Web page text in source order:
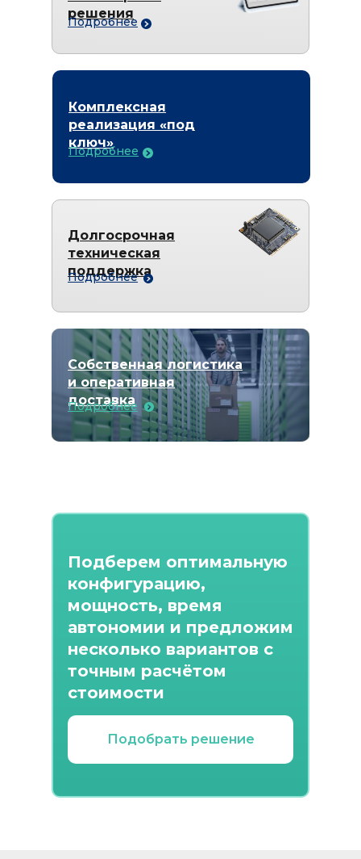
решения
Долгосрочная
техническая
поддержка
Собственная логистика
и оперативная
доставка
Комплексная
реализация «под
ключ»
Подробнее
Подробнее
Подробнее
Подробнее
Подобрать решение
Подберем оптимальную
конфигурацию,
мощность, время
автономии и предложим
несколько вариантов с
точным расчётом
стоимости